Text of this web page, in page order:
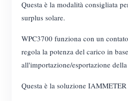
Questa è la modalità consigliata
surplus solare.
WPC3700 funziona con un
regola la potenza del carico in base
all'importazione/esportazione
Questa è la soluzione